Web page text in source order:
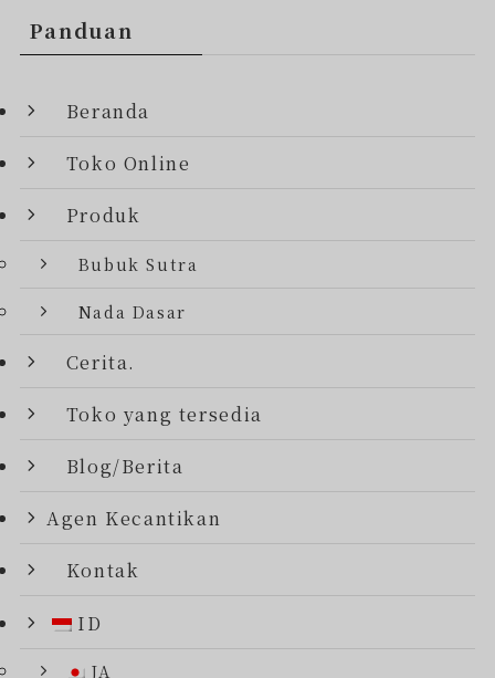
Panduan
Beranda
Toko Online
Produk
Bubuk Sutra
Nada Dasar
Cerita.
Toko yang tersedia
Blog/Berita
Agen Kecantikan
Kontak
ID
JA